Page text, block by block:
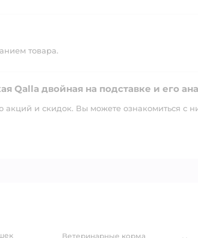
товара.
Qalla двойная на подставке и его
акций и скидок. Вы можете ознакомиться с
ветеринарные корма